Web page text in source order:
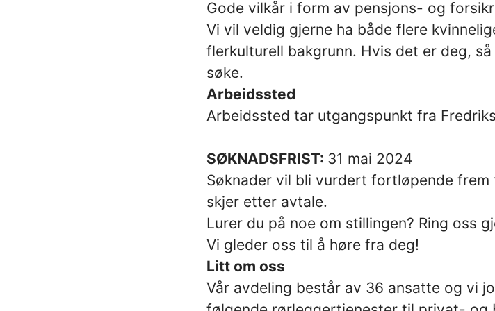
Gode vilkår i form av pensjons- og
Vi vil veldig gjerne ha både flere
flerkulturell bakgrunn. Hvis det er deg,
søke.
Arbeidssted
Arbeidssted tar utgangspunkt fra
SØKNADSFRIST: 31 mai 2024
Søknader vil bli vurdert fortløpende
skjer etter avtale.
Lurer du på noe om stillingen? Ring oss
Vi gleder oss til å høre fra deg!
Litt om oss
Vår avdeling består av 36 ansatte og vi